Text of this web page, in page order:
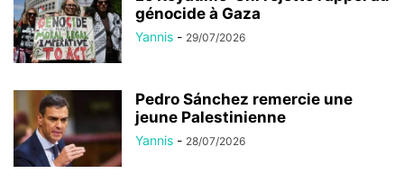
génocide à Gaza
Yannis - 29/07/2026
Pedro Sánchez remercie une
jeune Palestinienne
Yannis - 28/07/2026